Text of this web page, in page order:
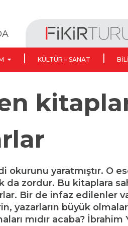
KÜLTÜR – SANAT
okurunu yaratmıştır. O
da zordur. Bu kitaplara
Bir de infaz edilenler
yazarların büyük
mıdır acaba? İbrahim